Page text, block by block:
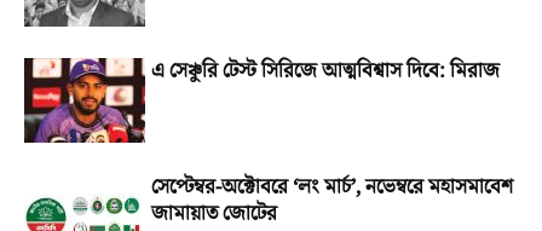
এ সেঞ্চুরি টেস্ট সিরিজে আত্মবিশ্বাস দিবে: মিরাজ
সেপ্টেম্বর-অক্টোবরে ‘লং মার্চ’, নভেম্বরে মহাসমাবেশ
জামায়াত জোটের